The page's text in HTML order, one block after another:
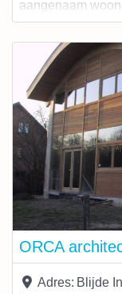
aangenaam
ecologisch
passiefhuizen &
verbouwingen tot
ORCA
Adres: Blijde